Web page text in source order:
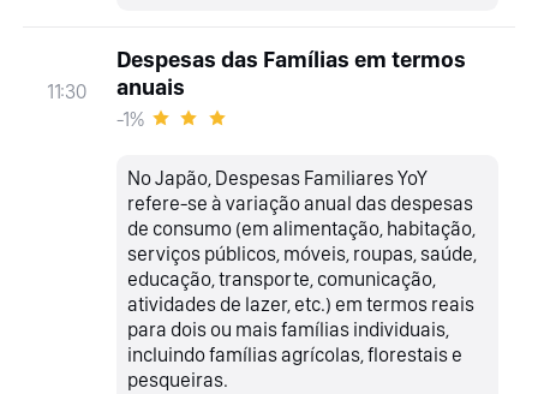
11:30
Despesas das Famílias em termos
anuais
-1%
No Japão, Despesas Familiares YoY
refere-se à variação anual das despesas
de consumo (em alimentação, habitação,
serviços públicos, móveis, roupas, saúde,
educação, transporte, comunicação,
atividades de lazer, etc.) em termos reais
para dois ou mais famílias individuais,
incluindo famílias agrícolas, florestais e
pesqueiras.